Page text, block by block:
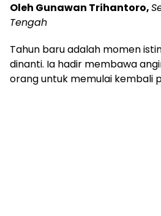
Oleh Gunawan Trihantoro,
Tengah
Tahun baru adalah momen
dinanti. Ia hadir membawa
orang untuk memulai kembali